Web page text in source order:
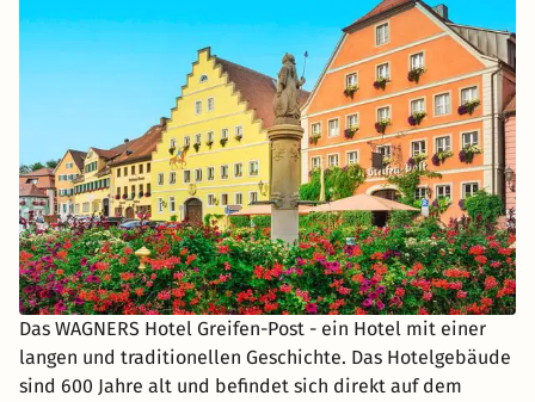
Das WAGNERS Hotel Greifen-Post - ein Hotel mit einer
langen und traditionellen Geschichte. Das Hotelgebäude
sind 600 Jahre alt und befindet sich direkt auf dem